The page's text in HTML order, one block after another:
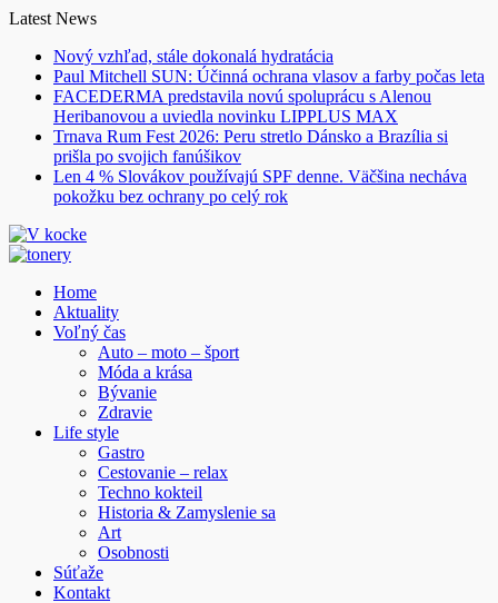
Skip
content
Latest News
Nový vzhľad, stále dokonalá hydratácia
Paul Mitchell SUN: Účinná ochrana vlasov a farby počas leta
FACEDERMA predstavila novú spoluprácu s Alenou
Heribanovou a uviedla novinku LIPPLUS MAX
Trnava Rum Fest 2026: Peru stretlo Dánsko a Brazília si
prišla po svojich fanúšikov
Len 4 % Slovákov používajú SPF denne. Väčšina necháva
pokožku bez ochrany po celý rok
Home
Aktuality
Voľný čas
Auto – moto – šport
Móda a krása
Bývanie
Zdravie
Life style
Gastro
Cestovanie – relax
Techno kokteil
Historia & Zamyslenie sa
Art
Osobnosti
Súťaže
Kontakt